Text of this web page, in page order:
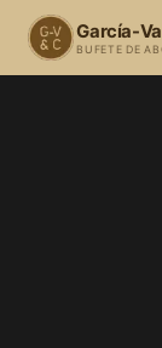
García-
BUFETE DE